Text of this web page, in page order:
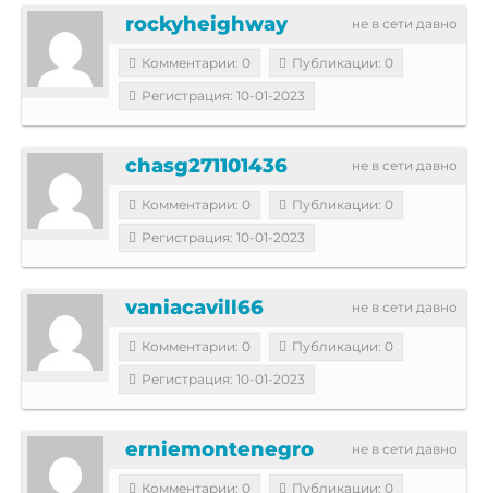
не в сети давно
rockyheighway
Комментарии: 0
Публикации: 0
Регистрация: 10-01-2023
не в сети давно
chasg271101436
Комментарии: 0
Публикации: 0
Регистрация: 10-01-2023
не в сети давно
vaniacavill66
Комментарии: 0
Публикации: 0
Регистрация: 10-01-2023
не в сети давно
erniemontenegro
Комментарии: 0
Публикации: 0